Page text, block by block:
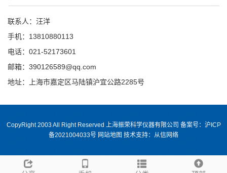
联系人：汪洋
手机：13810880113
电话：021-52173601
邮箱：390126589@qq.com
地址：上海市嘉定区马陆镇沪宜公路2285号
CopyRight 2003 All Right Reserved 上海振荣科学仪器有限公司 备案号： 沪ICP
备2021004033号 网站地图 技术支持： 从信网络